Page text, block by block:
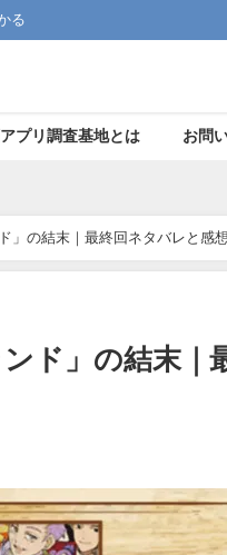
る
プリ調査基地とは お問
」の結末｜最終回ネタバレと感
ド」の結末｜